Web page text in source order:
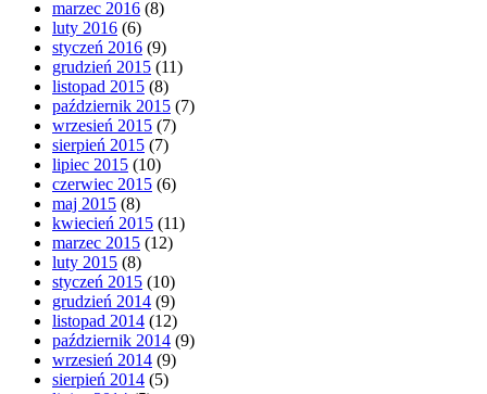
marzec 2016 (8)
luty 2016 (6)
styczeń 2016 (9)
grudzień 2015 (11)
listopad 2015 (8)
październik 2015 (7)
wrzesień 2015 (7)
sierpień 2015 (7)
lipiec 2015 (10)
czerwiec 2015 (6)
maj 2015 (8)
kwiecień 2015 (11)
marzec 2015 (12)
luty 2015 (8)
styczeń 2015 (10)
grudzień 2014 (9)
listopad 2014 (12)
październik 2014 (9)
wrzesień 2014 (9)
sierpień 2014 (5)